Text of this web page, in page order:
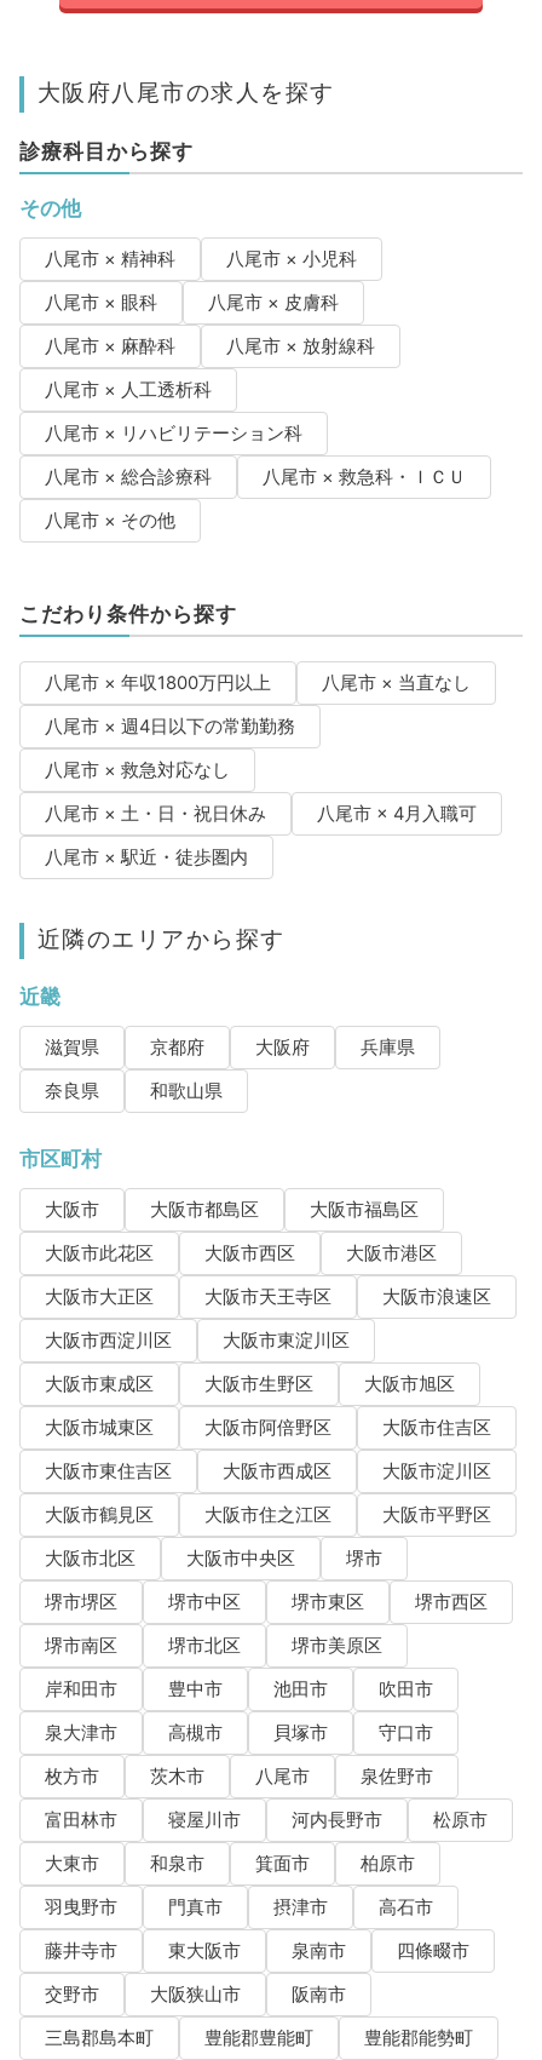
大阪府八尾市の求人を探す
診療科目から探す
その他
八尾市 × 精神科
八尾市 × 小児科
八尾市 × 眼科
八尾市 × 皮膚科
八尾市 × 麻酔科
八尾市 × 放射線科
八尾市 × 人工透析科
八尾市 × リハビリテーション科
八尾市 × 総合診療科
八尾市 × 救急科・ＩＣＵ
八尾市 × その他
こだわり条件から探す
八尾市 × 年収1800万円以上
八尾市 × 当直なし
八尾市 × 週4日以下の常勤勤務
八尾市 × 救急対応なし
八尾市 × 土・日・祝日休み
八尾市 × 4月入職可
八尾市 × 駅近・徒歩圏内
近隣のエリアから探す
近畿
滋賀県 京都府 大阪府
兵庫県
奈良県
和歌山県
市区町村
大阪市 大阪市都島区
大阪市福島区
大阪市此花区
大阪市西区
大阪市港区
大阪市大正区
大阪市天王寺区
大阪市浪速区
大阪市西淀川区
大阪市東淀川区
大阪市東成区
大阪市生野区
大阪市旭区
大阪市城東区
大阪市阿倍野区
大阪市住吉区
大阪市東住吉区
大阪市西成区
大阪市淀川区
大阪市鶴見区
大阪市住之江区
大阪市平野区
大阪市北区
大阪市中央区
堺市
堺市堺区
堺市中区 堺市東区
堺市西区
堺市南区
堺市北区
堺市美原区
岸和田市
豊中市 池田市
吹田市
泉大津市
高槻市 貝塚市
守口市
枚方市
茨木市 八尾市
泉佐野市
富田林市
寝屋川市 河内長野市
松原市
大東市
和泉市 箕面市
柏原市
羽曳野市
門真市 摂津市
高石市
藤井寺市
東大阪市 泉南市
四條畷市
交野市
大阪狭山市
阪南市
三島郡島本町
豊能郡豊能町
豊能郡能勢町